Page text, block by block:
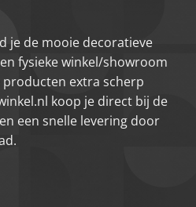
je de mooie decoratieve
fysieke winkel/showroom
extra scherp
koop je direct bij de
een snelle levering door